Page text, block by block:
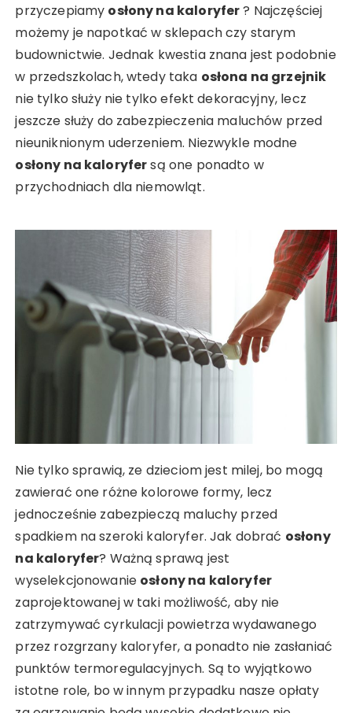
przyczepiamy osłony na kaloryfer? Najczęściej
możemy je napotkać w sklepach czy starym
budownictwie. Jednak kwestia znana jest podobnie
w przedszkolach, wtedy taka osłona na grzejnik
nie tylko służy nie tylko efekt dekoracyjny, lecz
jeszcze służy do zabezpieczenia maluchów przed
nieuniknionym uderzeniem. Niezwykle modne
osłony na kaloryfersą one ponadto w
przychodniach dla niemowląt.
Nie tylko sprawią, ze dzieciom jest milej, bo mogą
zawierać one różne kolorowe formy, lecz
jednocześnie zabezpieczą maluchy przed
spadkiem na szeroki kaloryfer. Jak dobrać osłony
na kaloryfer? Ważną sprawą jest
wyselekcjonowanie osłony na kaloryfer
zaprojektowanej w taki możliwość, aby nie
zatrzymywać cyrkulacji powietrza wydawanego
przez rozgrzany kaloryfer, a ponadto nie zasłaniać
punktów termoregulacyjnych. Są to wyjątkowo
istotne role, bo w innym przypadku nasze opłaty